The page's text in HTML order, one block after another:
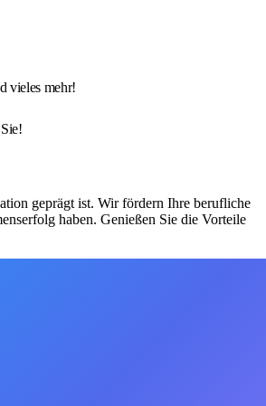
vieles mehr!
geprägt ist. Wir fördern Ihre berufliche
haben. Genießen Sie die Vorteile